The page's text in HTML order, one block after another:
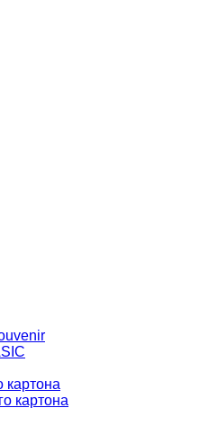
картона
картона